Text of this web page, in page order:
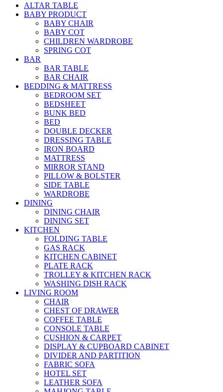
ALTAR TABLE
BABY PRODUCT
BABY CHAIR
BABY COT
CHILDREN WARDROBE
SPRING COT
BAR
BAR TABLE
BAR CHAIR
BEDDING & MATTRESS
BEDROOM SET
BEDSHEET
BUNK BED
BED
DOUBLE DECKER
DRESSING TABLE
IRON BOARD
MATTRESS
MIRROR STAND
PILLOW & BOLSTER
SIDE TABLE
WARDROBE
DINING
DINING CHAIR
DINING SET
KITCHEN
FOLDING TABLE
GAS RACK
KITCHEN CABINET
PLATE RACK
TROLLEY & KITCHEN RACK
WASHING DISH RACK
LIVING ROOM
CHAIR
CHEST OF DRAWER
COFFEE TABLE
CONSOLE TABLE
CUSHION & CARPET
DISPLAY & CUPBOARD CABINET
DIVIDER AND PARTITION
FABRIC SOFA
HOTEL SET
LEATHER SOFA